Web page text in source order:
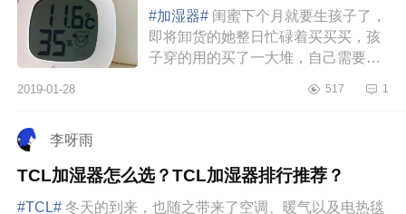
#加湿器# 闺蜜下个月就要生孩子了，
即将卸货的她整日忙碌着买买买，孩
子穿的用的买了一大堆，自己需要的
比较丰富，准备的东西也算挺齐全...
2019-01-28 517 1
李呀雨
TCL加湿器怎么选？TCL加湿器排行推荐？
#TCL# 冬天的到来，也随之带来了空调、暖气以及电热毯